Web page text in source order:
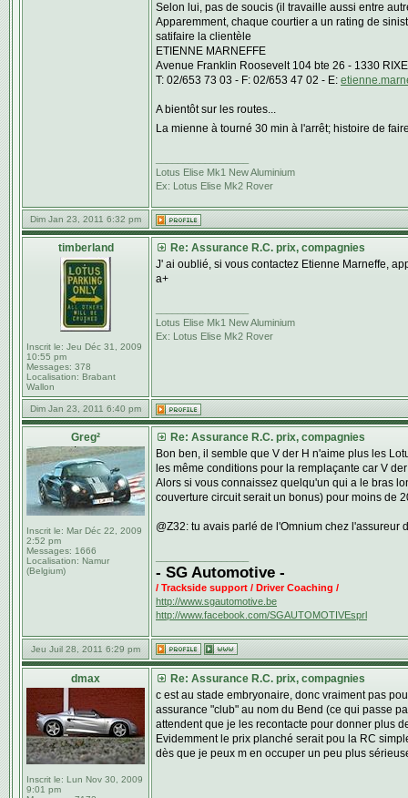
Selon lui, pas de soucis (il travaille aussi entre
Apparemment, chaque courtier a un rating de
satifaire la clientèle
ETIENNE MARNEFFE
Avenue Franklin Roosevelt 104 bte 26 - 1330
T: 02/653 73 03 - F: 02/653 47 02 - E:
A bientôt sur les routes...
La mienne à tourné 30 min à l'arrêt; histoire de
Lotus Elise Mk1 New Aluminium
Ex: Lotus Elise Mk2 Rover
Dim Jan 23, 2011 6:32 pm
timberland
Inscrit le: Jeu Déc 31, 2009
10:55 pm
Messages: 378
Localisation: Brabant
Wallon
Re: Assurance R.C. prix, compagnies
J' ai oublié, si vous contactez Etienne Marneffe,
a+
Lotus Elise Mk1 New Aluminium
Ex: Lotus Elise Mk2 Rover
Dim Jan 23, 2011 6:40 pm
Greg²
Inscrit le: Mar Déc 22, 2009
2:52 pm
Messages: 1666
Localisation: Namur
(Belgium)
Re: Assurance R.C. prix, compagnies
Bon ben, il semble que V der H n'aime plus les
les même conditions pour la remplaçante car V
Alors si vous connaissez quelqu'un qui a le bras
couverture circuit serait un bonus) pour moins de
@Z32: tu avais parlé de l'Omnium chez l'assureur
- SG Automotive -
/ Trackside support / Driver Coaching /
http://www.sgautomotive.be
http://www.facebook.com/SGAUTOMOTIVEsprl
Jeu Juil 28, 2011 6:29 pm
dmax
Inscrit le: Lun Nov 30, 2009
9:01 pm
Re: Assurance R.C. prix, compagnies
c est au stade embryonaire, donc vraiment pas
assurance "club" au nom du Bend (ce qui passe
attendent que je les recontacte pour donner plus
Evidemment le prix planché serait pou la RC
dès que je peux m en occuper un peu plus